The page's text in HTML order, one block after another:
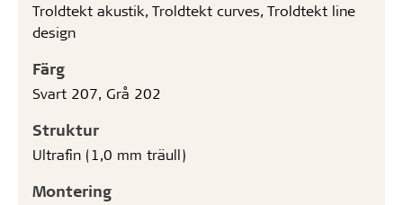
Troldtekt akustik, Troldtekt curves, Troldtekt line
design
Färg
Svart 207, Grå 202
Struktur
Ultrafin (1,0 mm träull)
Montering